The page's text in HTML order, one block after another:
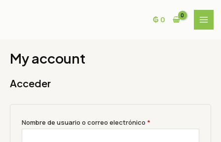
₲ 0
My account
Acceder
Nombre de usuario o correo electrónico *